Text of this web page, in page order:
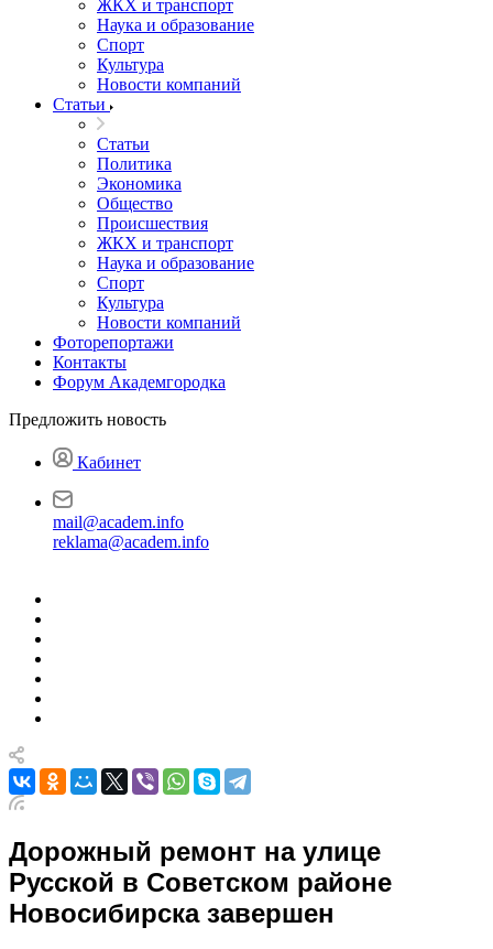
ЖКХ и транспорт
Наука и образование
Спорт
Культура
Новости компаний
Статьи
Статьи
Политика
Экономика
Общество
Происшествия
ЖКХ и транспорт
Наука и образование
Спорт
Культура
Новости компаний
Фоторепортажи
Контакты
Форум Академгородка
Предложить новость
Кабинет
mail@academ.info
reklama@academ.info
Дорожный ремонт на улице
Русской в Советском районе
Новосибирска завершен